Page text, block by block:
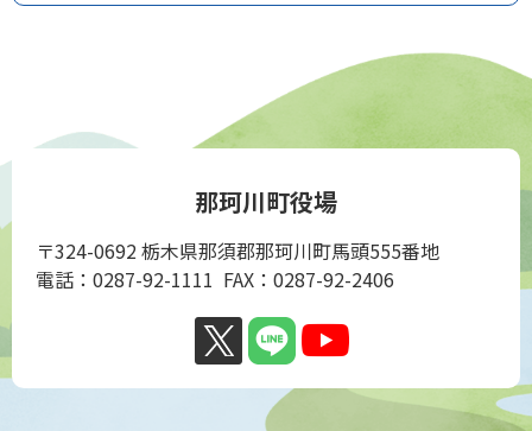
那珂川町役場
〒324-0692 栃木県那須郡那珂川町馬頭555番地
電話：0287-92-1111 FAX：0287-92-2406